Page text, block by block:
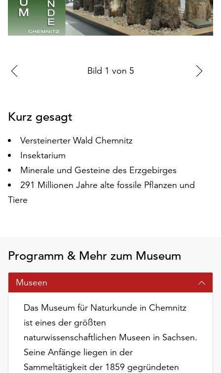
auf
„Alle
akzeptieren“,
Cookies
zu
können
Ihr
Einverständnis
jederzeit
ändern
und
widerrufen.
steht
der
Seite
die
Schaltfläche
„Cookie-
Einstellungen“
Verfügung.
Funktionale
Cookies
werden
Bild 1 von 5
Kurz gesagt
Versteinerter Wald Chemnitz
Insektarium
Minerale und Gesteine des Erzgebirges
291 Millionen Jahre alte fossile Pflanzen und
Tiere
Programm & Mehr zum Museum
Museen
Das Museum für Naturkunde in Chemnitz
ist eines der größten
naturwissenschaftlichen Museen in Sachsen.
Seine Anfänge liegen in der
Sammeltätigkeit der 1859 gegründeten